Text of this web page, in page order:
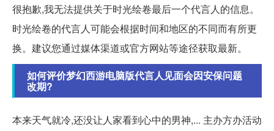
很抱歉,我无法提供关于时光绘卷最后一个代言人的信息。
时光绘卷的代言人可能会根据时间和地区的不同而有所更
换。建议您通过媒体渠道或官方网站等途径获取最新。
如何评价梦幻西游电脑版代言人见面会因安保问题
改期?
本来天气就冷,还没让人家看到心中的男神,... 主办方办活动